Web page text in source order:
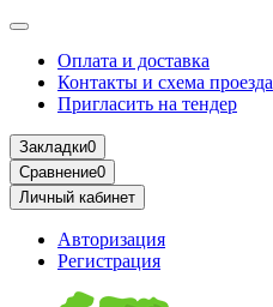
Оплата и доставка
Контакты и схема проезда
Пригласить на тендер
Закладки0
Сравнение0
Личный кабинет
Авторизация
Регистрация